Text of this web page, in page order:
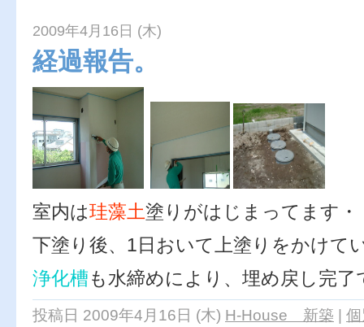
2009年4月16日 (木)
経過報告。
室内は珪藻土塗りがはじまってます・
下塗り後、1日おいて上塗りをかけて
浄化槽も水締めにより、埋め戻し完了
投稿日 2009年4月16日 (木) H-House 新築 |